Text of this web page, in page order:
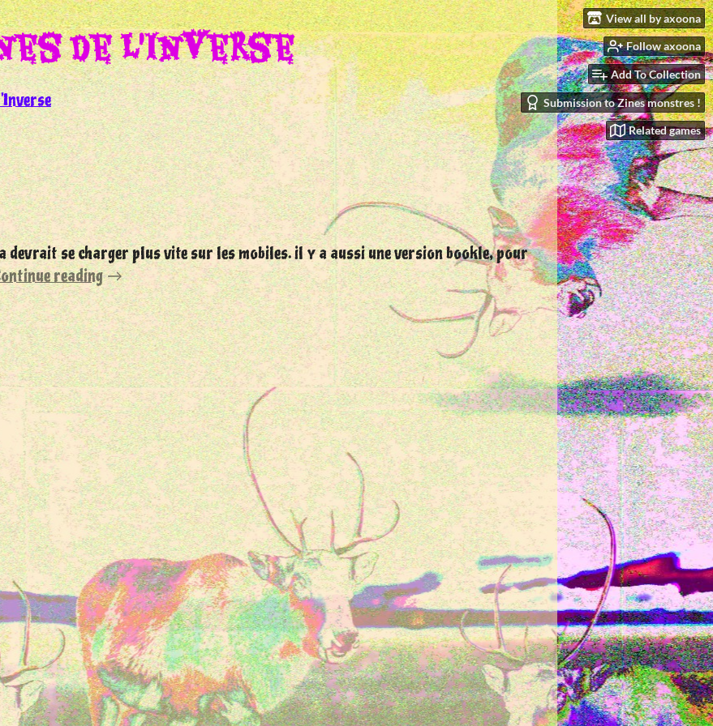
View all by axoona
Follow axoona
Add To Collection
Submission to Zines monstres !
Related games
de l'Inverse
devrait se charger plus vite sur les mobiles. il y a aussi une version bookle, pour
reading